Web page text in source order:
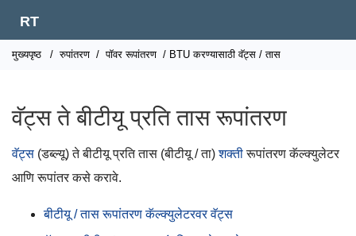
RT
मुख्यपृष्ठ / रुपांतरण / पॉवर रूपांतरण / BTU करण्यासाठी वॅट्स / तास
वॅट्स ते बीटीयू प्रति तास रूपांतरण
वॅट्स (डब्ल्यू) ते बीटीयू प्रति तास (बीटीयू / ता)शक्तीरूपांतरण कॅल्क्युलेटर
आणि रूपांतर कसे करावे.
बीटीयू / तास रूपांतरण कॅल्क्युलेटरवर वॅट्स